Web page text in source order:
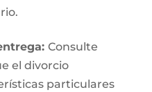
: Consulte
el divorcio
particulares